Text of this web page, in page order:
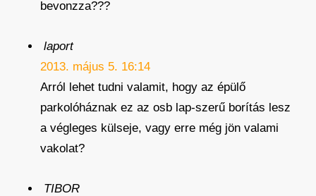
bevonzza???
laport
2013. május 5. 16:14
Arról lehet tudni valamit, hogy az épülő
parkolóháznak ez az osb lap-szerű borítás lesz
a végleges külseje, vagy erre még jön valami
vakolat?
TIBOR